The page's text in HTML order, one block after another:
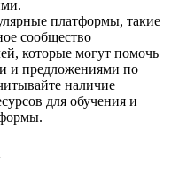
платформы, такие
сообщество
которые могут помочь
и предложениями по
наличие
для обучения и